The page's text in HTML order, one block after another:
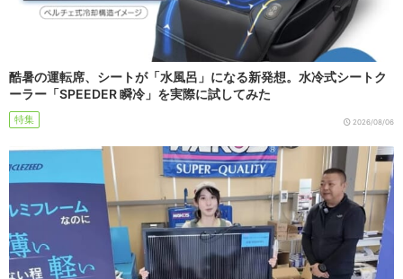
酷暑の運転席、シートが「水風呂」になる新発想。水冷式シートク
ーラー「SPEEDER 瞬冷」を実際に試してみた
特集 2026/08/06